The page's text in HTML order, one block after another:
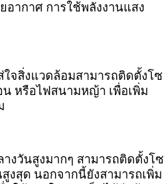
ากาศ การใช้พลังงานแสง
ใจสิ่งแวดล้อมสามารถติดตั้งโซ
หรือไฟสนามหญ้า เพื่อเพิ่ม
งวันสูงมากๆ สามารถติดตั้งโซ
งสุด นอกจากนี้ยังสามารถเพิ่ม